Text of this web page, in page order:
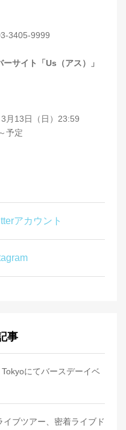
3405-9999
サイト「Us（アス）」
月13日（日）23:59
予定
アカウント
事
にてバースデーイベ
ブツアー、密着ライブド